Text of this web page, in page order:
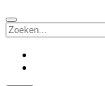
Zoek